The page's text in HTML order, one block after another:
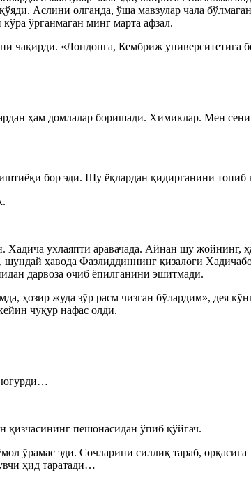
Аслини олганда, ўша мавзулар чала
ўрганмаган минг марта афзал.
чақирди. «Лондонга, Кембриж университетига
ҳам домлалар боришади. Химиклар. Мен
бор эди. Шу ёқлардан қидирганини
ухлаяпти аравачада. Айнан шу
ҳавода Фазлиддиннинг қизалоғи
дарвоза очиб ёпилганини эшитмади.
ҳозир жуда зўр расм чизган бўлардим», дея
чуқур нафас олди.
югурди…
пешонасидан ўпиб қўйгач.
ўрамас эди. Сочларини силлиқ тараб,
ҳид таратади…